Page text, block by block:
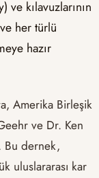
kılavuzlarının
her türlü
hazır
Amerika Birleşik
ve Dr. Ken
Bu dernek,
uluslararası kar